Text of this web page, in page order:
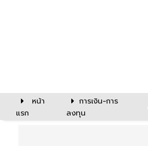
หน้า
แรก
การเงิน-การ
ลงทุน